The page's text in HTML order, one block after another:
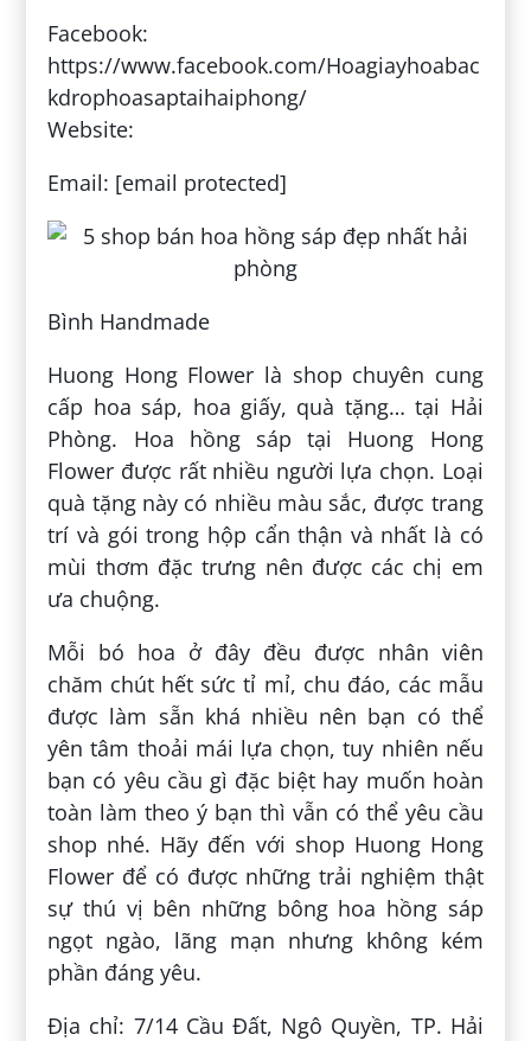
Facebook:
https://www.facebook.com/Hoagiayhoabac
kdrophoasaptaihaiphong/
Website:
Email: [email protected]
Bình Handmade
Huong Hong Flower là shop chuyên cung
cấp hoa sáp, hoa giấy, quà tặng… tại Hải
Phòng. Hoa hồng sáp tại Huong Hong
Flower được rất nhiều người lựa chọn. Loại
quà tặng này có nhiều màu sắc, được trang
trí và gói trong hộp cẩn thận và nhất là có
mùi thơm đặc trưng nên được các chị em
ưa chuộng.
Mỗi bó hoa ở đây đều được nhân viên
chăm chút hết sức tỉ mỉ, chu đáo, các mẫu
được làm sẵn khá nhiều nên bạn có thể
yên tâm thoải mái lựa chọn, tuy nhiên nếu
bạn có yêu cầu gì đặc biệt hay muốn hoàn
toàn làm theo ý bạn thì vẫn có thể yêu cầu
shop nhé. Hãy đến với shop Huong Hong
Flower để có được những trải nghiệm thật
sự thú vị bên những bông hoa hồng sáp
ngọt ngào, lãng mạn nhưng không kém
phần đáng yêu.
Địa chỉ: 7/14 Cầu Đất, Ngô Quyền, TP. Hải